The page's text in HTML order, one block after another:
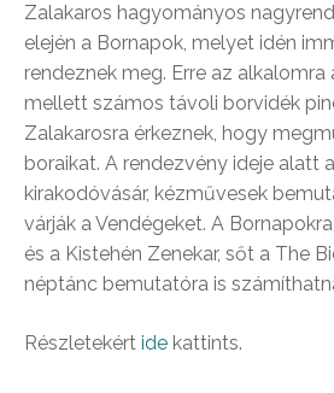
Zalakaros hagyományos
elején a Bornapok, melyet idén
rendeznek meg. Erre az
mellett számos távoli borvidék
Zalakarosra érkeznek, hogy
boraikat. A rendezvény ideje alatt
kirakodóvásár, kézművesek
várják a Vendégeket. A
és a Kistehén Zenekar, sőt a The
néptánc bemutatóra is
Részletekért ide kattints.